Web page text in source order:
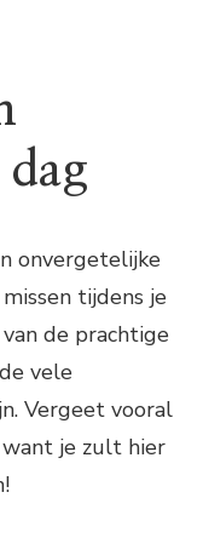
onvergetelijke
tijdens je
de prachtige
vele
Vergeet vooral
want je zult hier